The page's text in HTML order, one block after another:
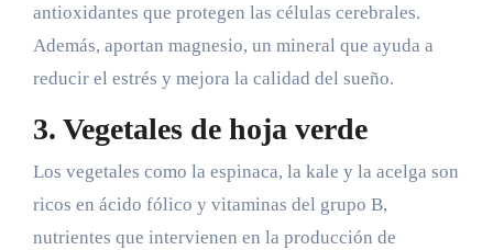
antioxidantes que protegen las células cerebrales.
Además, aportan magnesio, un mineral que ayuda a
reducir el estrés y mejora la calidad del sueño.
3. Vegetales de hoja verde
Los vegetales como la espinaca, la kale y la acelga son
ricos en ácido fólico y vitaminas del grupo B,
nutrientes que intervienen en la producción de